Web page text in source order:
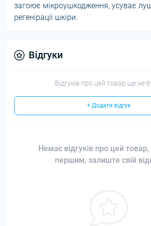
загоює мікроушкодження, усуває
регенірації шкіри.
Відгуки
Відгуків про цей товар ще не
+ Додати відгук
Немає відгуків про цей товар,
першим, залиште свій